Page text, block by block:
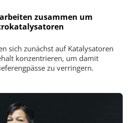
zusammen um
sich zunächst auf Katalysatoren
konzentrieren, um damit
zu verringern.